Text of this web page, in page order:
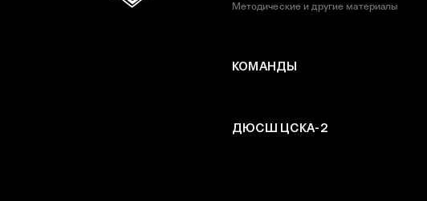
Методические и другие материалы
КОМАНДЫ
ДЮСШ ЦСКА-2